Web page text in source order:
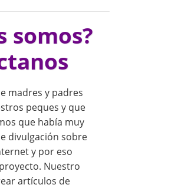
somos?
madres y padres
peques y que
que había muy
divulgación sobre
y por eso
Nuestro
artículos de